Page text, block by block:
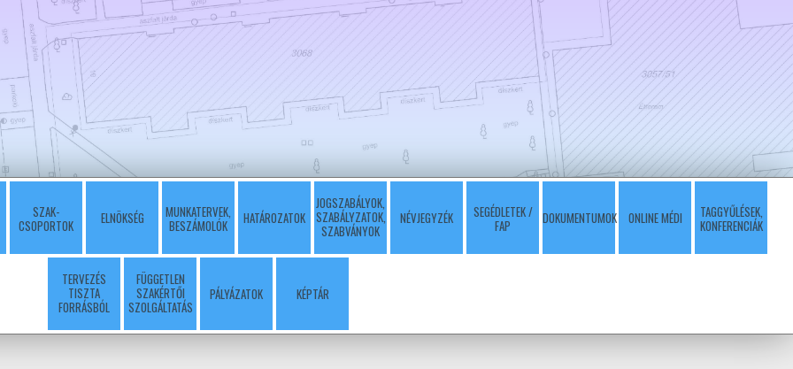
SZAK-
CSOPORTOK
ELNÖKSÉG
MUNKATERVEK,
BESZÁMOLÓK
HATÁROZATOK
JOGSZABÁLYOK,
SZABÁLYZATOK,
SZABVÁNYOK
NÉVJEGYZÉK
SEGÉDLETEK /
FAP
DOKUMENTUMOK ONLINE MÉDI
TAGGYŰLÉSEK,
KONFERENCIÁK
TERVEZÉS
TISZTA
FORRÁSBÓL
FÜGGETLEN
SZAKÉRTŐI
SZOLGÁLTATÁS
PÁLYÁZATOK KÉPTÁR